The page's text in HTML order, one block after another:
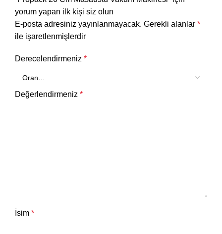
yorum yapan ilk kişi siz olun
E-posta adresiniz yayınlanmayacak. Gerekli alanlar *
ile işaretlenmişlerdir
Derecelendirmeniz *
Değerlendirmeniz *
İsim *